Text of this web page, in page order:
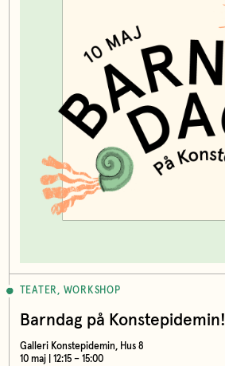
TEATER, WORKSHOP
Barndag på Konstepidemin!
Galleri Konstepidemin, Hus 8
10 maj | 12:15 – 15:00